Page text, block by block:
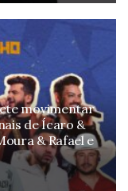
movimentar
de Ícaro &
& Rafael e